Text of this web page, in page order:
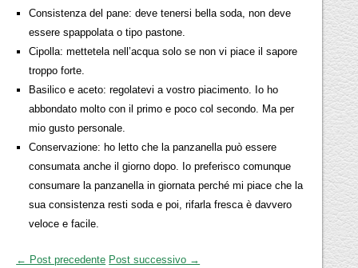
Consistenza del pane: deve tenersi bella soda, non deve
essere spappolata o tipo pastone.
Cipolla: mettetela nell’acqua solo se non vi piace il sapore
troppo forte.
Basilico e aceto: regolatevi a vostro piacimento. Io ho
abbondato molto con il primo e poco col secondo. Ma per
mio gusto personale.
Conservazione: ho letto che la panzanella può essere
consumata anche il giorno dopo. Io preferisco comunque
consumare la panzanella in giornata perché mi piace che la
sua consistenza resti soda e poi, rifarla fresca è davvero
veloce e facile.
← Post precedente Post successivo →